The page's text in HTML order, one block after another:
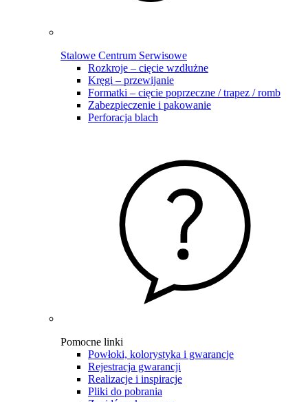
Stalowe Centrum Serwisowe
Rozkroje – cięcie wzdłużne
Kręgi – przewijanie
Formatki – cięcie poprzeczne / trapez / romb
Zabezpieczenie i pakowanie
Perforacja blach
Pomocne linki
Powłoki, kolorystyka i gwarancje
Rejestracja gwarancji
Realizacje i inspiracje
Pliki do pobrania